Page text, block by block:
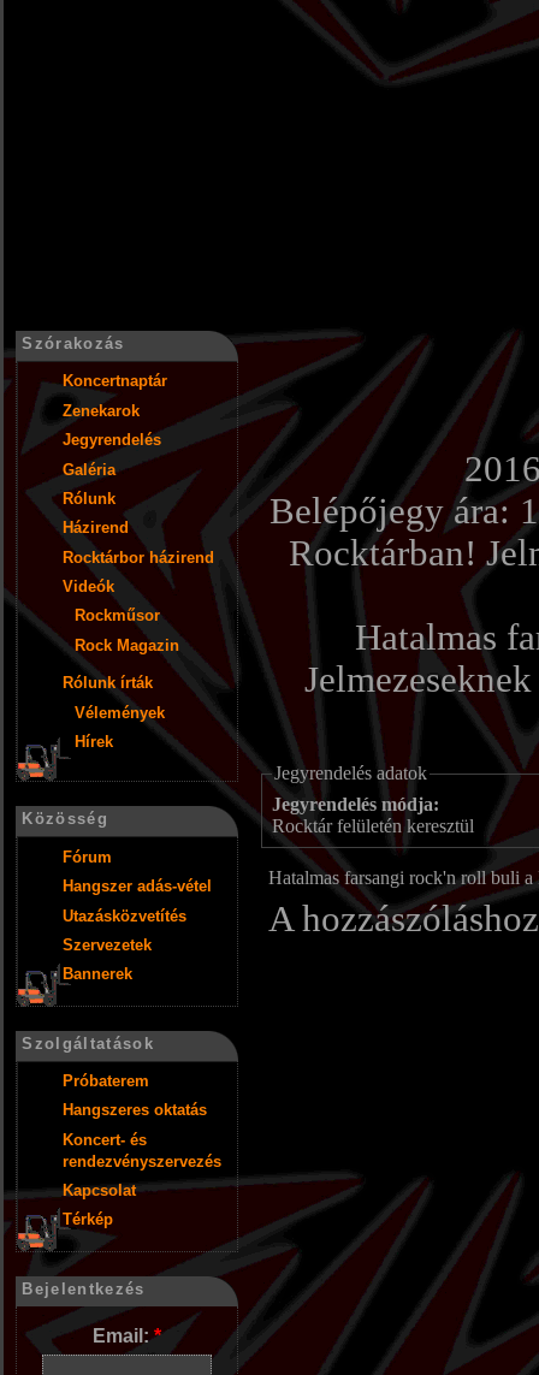
Belépőjegy ára:
Rocktárban!
Hatalmas
Jegyrendelés adatok
Jegyrendelés módja:
Rocktár felületén keresztül
Hatalmas farsangi rock'n roll buli
A
Szórakozás
Koncertnaptár
Zenekarok
Jegyrendelés
Galéria
Rólunk
Házirend
Rocktárbor házirend
Videók
Rockműsor
Rock Magazin
Rólunk írták
Vélemények
Hírek
Közösség
Fórum
Hangszer adás-vétel
Utazásközvetítés
Szervezetek
Bannerek
Szolgáltatások
Próbaterem
Hangszeres oktatás
Koncert- és
rendezvényszervezés
Kapcsolat
Térkép
Bejelentkezés
Email:*